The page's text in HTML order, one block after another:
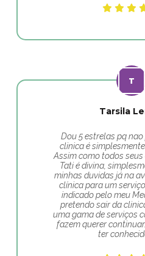
Tarsila
Dou 5 estrelas pq nao
clinica é
Assim como todos
Tati é divina,
minhas duvidas já na
clínica para um
indicado pelo meu
pretendo sair da
uma gama de serviços
fazem querer
ter